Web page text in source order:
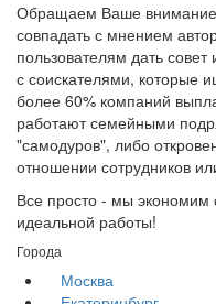
Обращаем Ваше
совпадать с мнением
пользователям дать
с соискателями, которые
более 60% компаний
работают семейными
"самодуров", либо
отношении сотрудников
Все просто - мы экономим
идеальной работы!
Города
Москва